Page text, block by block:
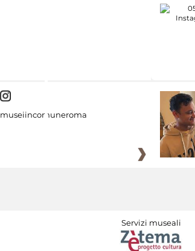
museiincomuneroma
Servizi museali